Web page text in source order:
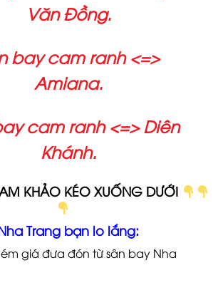
Văn Đồng.
bay cam ranh <=>
Amiana.
cam ranh <=> Diên
Khánh.
KHẢO KÉO XUỐNG DƯỚI
Trang bạn lo lắng:
giá đưa đón từ sân bay Nha